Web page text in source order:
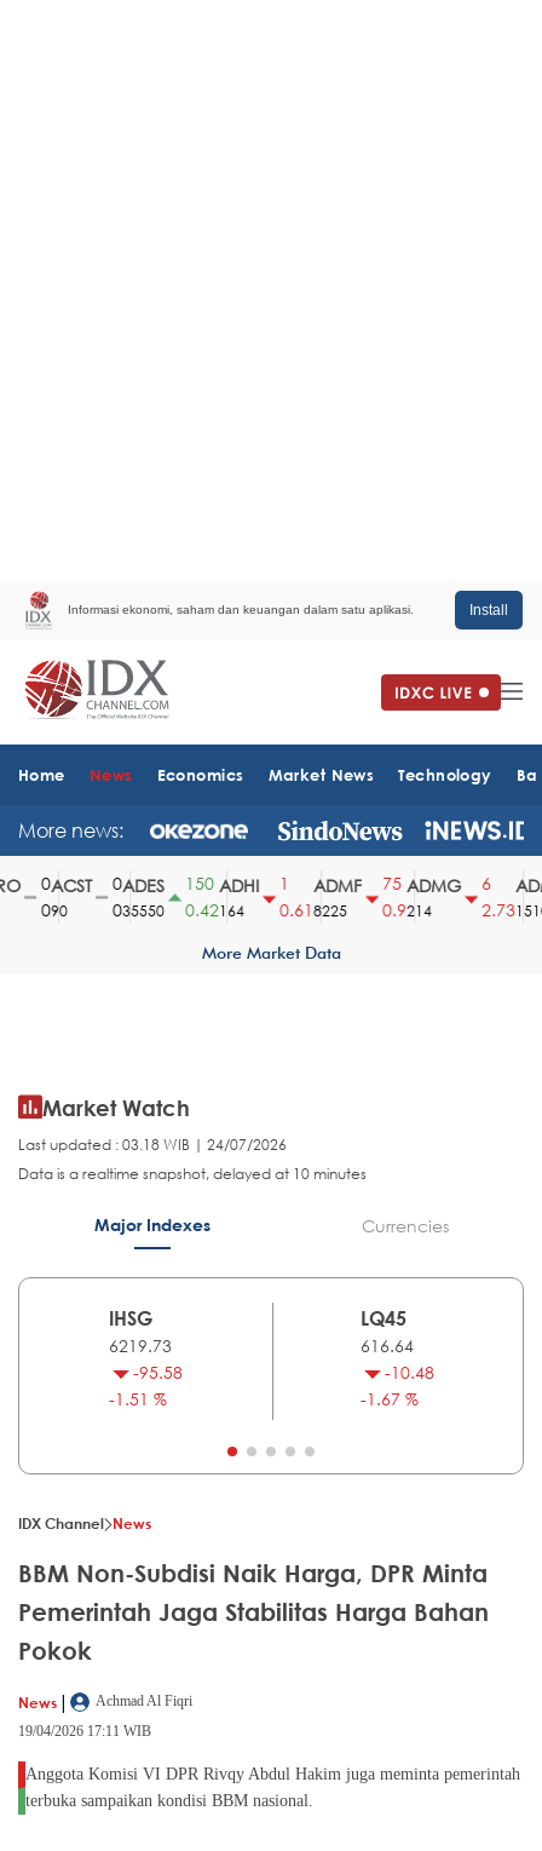
Informasi ekonomi, saham dan keuangan dalam satu aplikasi. Install
Home News Economics Market News Technology
More news:
ACST
90
ADES
35550
150
0.42
ADHI
164
0.61
ADMF
8225
75
0.9
ADMG
214
2.731510
More Market Data
Market Watch
Last updated : 03.18 WIB | 24/07/2026
Data is a realtime snapshot, delayed at 10 minutes
Major Indexes Currencies
IHSG
6219.73
-95.58
-1.51 %
LQ45
616.64
-10.48
-1.67 %
IDX Channel News
BBM Non-Subdisi Naik Harga, DPR Minta
Pemerintah Jaga Stabilitas Harga Bahan
Pokok
News |
Achmad Al Fiqri
19/04/2026 17:11 WIB
Anggota Komisi VI DPR Rivqy Abdul Hakim juga meminta pemerintah
terbuka sampaikan kondisi BBM nasional.